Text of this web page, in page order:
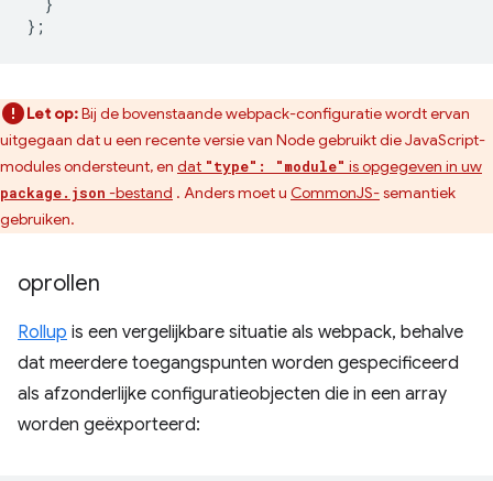
};
Let op:Bij de bovenstaande webpack-configuratie wordt ervan
uitgegaan dat u een recente versie van Node gebruikt die JavaScript-
modules ondersteunt, en dat "type": "module" is opgegeven in uw
package.json -bestand . Anders moet u CommonJS-semantiek
gebruiken.
oprollen
Rollup is een vergelijkbare situatie als webpack, behalve
dat meerdere toegangspunten worden gespecificeerd
als afzonderlijke configuratieobjecten die in een array
worden geëxporteerd: